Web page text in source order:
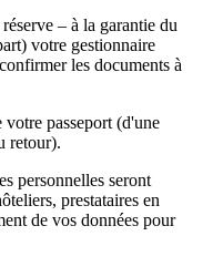
– à la garantie du
votre gestionnaire
les documents à
votre passeport (d'une
retour).
personnelles seront
prestataires en
de vos données pour